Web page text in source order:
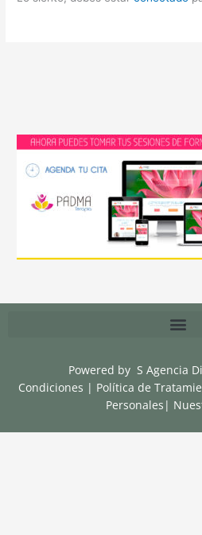
Powered by S Agencia
Condiciones | Política de
Personales |